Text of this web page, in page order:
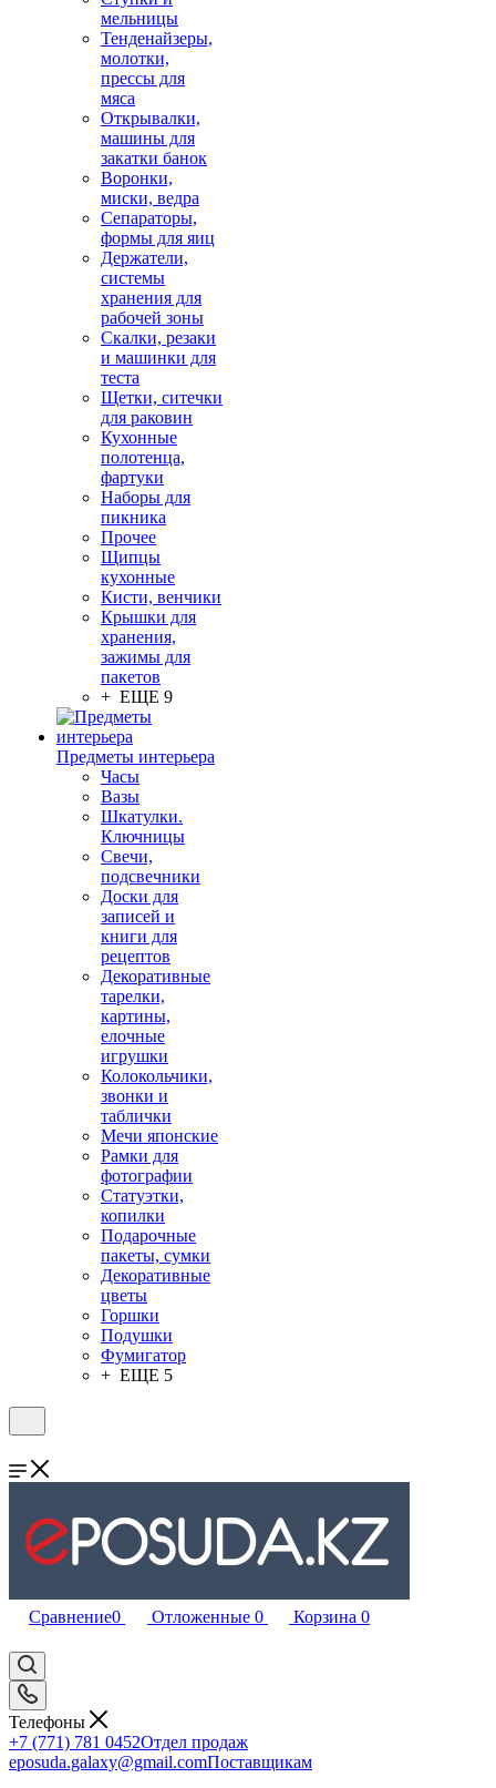
мельницы
Тенденайзеры,
молотки,
прессы для
мяса
Открывалки,
машины для
закатки банок
Воронки,
миски, ведра
Сепараторы,
формы для яиц
Держатели,
системы
хранения для
рабочей зоны
Скалки, резаки
и машинки для
теста
Щетки, ситечки
для раковин
Кухонные
полотенца,
фартуки
Наборы для
пикника
Прочее
Щипцы
кухонные
Кисти, венчики
Крышки для
хранения,
зажимы для
пакетов
+ ЕЩЕ 9
Предметы интерьера
Часы
Вазы
Шкатулки.
Ключницы
Свечи,
подсвечники
Доски для
записей и
книги для
рецептов
Декоративные
тарелки,
картины,
елочные
игрушки
Колокольчики,
звонки и
таблички
Мечи японские
Рамки для
фотографии
Статуэтки,
копилки
Подарочные
пакеты, сумки
Декоративные
цветы
Горшки
Подушки
Фумигатор
+ ЕЩЕ 5
Сравнение0 Отложенные 0 Корзина 0
Телефоны
+7 (771) 781 0452Отдел продаж
eposuda.galaxy@gmail.comПоставщикам